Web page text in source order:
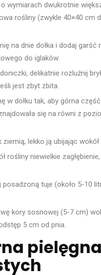
o wymiarach dwukrotnie
rośliny (zwykle 40×40 cm
na dnie dołka i dodaj garść
do iglaków.
delikatnie rozluźnij
jest zbyt zbita.
w dołku tak, aby górna część
się na równi z
ziemią, lekko ją ubijając wokół
rośliny niewielkie
posadzoną tuje (około 5-10
kory sosnowej (5-7 cm)
5 cm od pnia.